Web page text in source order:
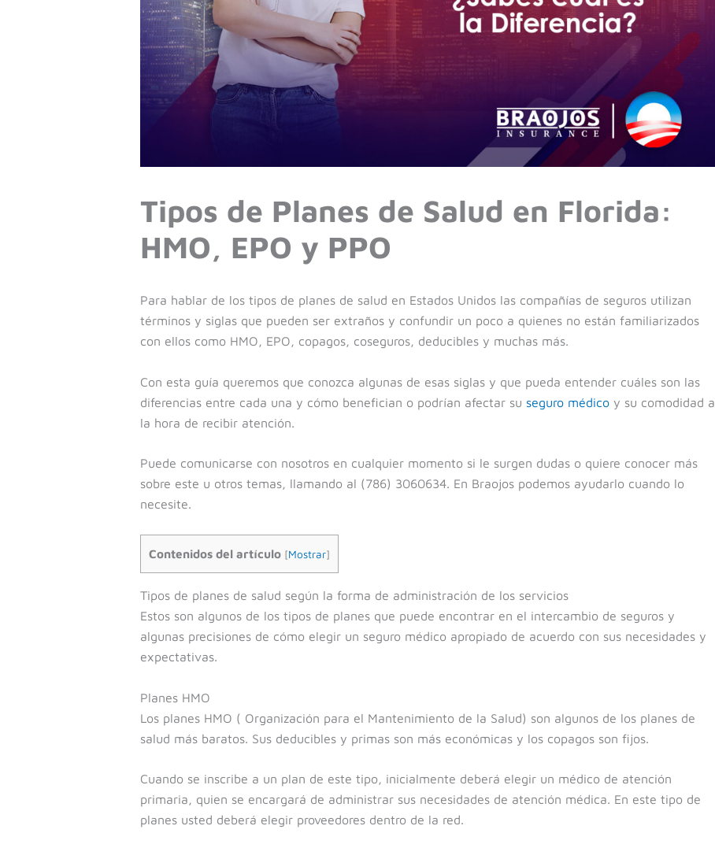
Tipos de Planes de Salud en Florida:
HMO, EPO y PPO
Para hablar de los tipos de planes de salud en Estados Unidos las compañías de seguros utilizan
términos y siglas que pueden ser extraños y confundir un poco a quienes no están familiarizados
con ellos como HMO, EPO, copagos, coseguros, deducibles y muchas más.
Con esta guía queremos que conozca algunas de esas siglas y que pueda entender cuáles son las
diferencias entre cada una y cómo benefician o podrían afectar su seguro médico y su comodidad a
la hora de recibir atención.
Puede comunicarse con nosotros en cualquier momento si le surgen dudas o quiere conocer más
sobre este u otros temas, llamando al (786) 3060634. En Braojos podemos ayudarlo cuando lo
necesite.
Contenidos del artículo [Mostrar]
Tipos de planes de salud según la forma de administración de los servicios
Estos son algunos de los tipos de planes que puede encontrar en el intercambio de seguros y
algunas precisiones de cómo elegir un seguro médico apropiado de acuerdo con sus necesidades y
expectativas.
Planes HMO
Los planes HMO ( Organización para el Mantenimiento de la Salud) son algunos de los planes de
salud más baratos. Sus deducibles y primas son más económicas y los copagos son fijos.
Cuando se inscribe a un plan de este tipo, inicialmente deberá elegir un médico de atención
primaria, quien se encargará de administrar sus necesidades de atención médica. En este tipo de
planes usted deberá elegir proveedores dentro de la red.